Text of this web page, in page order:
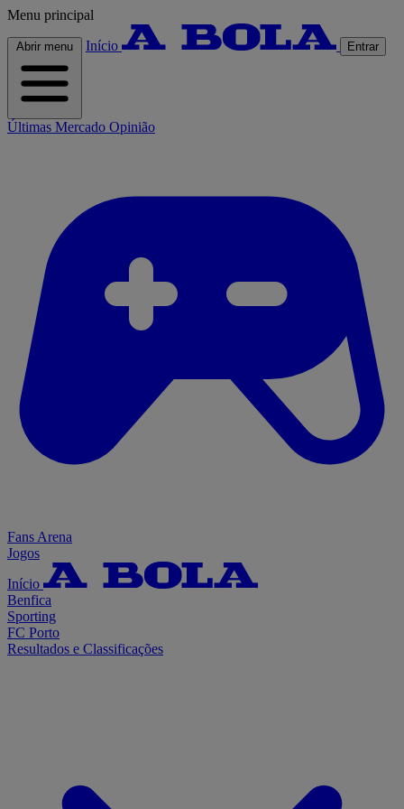
Menu principal
Abrir menu Início Entrar
Últimas Mercado Opinião
Fans Arena
Jogos
Início
Benfica
Sporting
FC Porto
Resultados e Classificações